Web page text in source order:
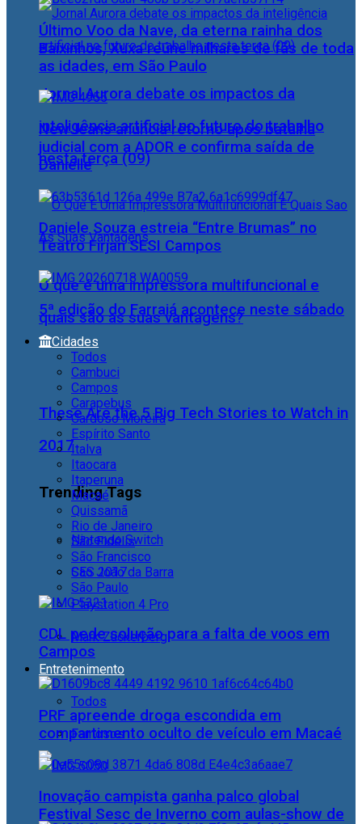
Jornal Aurora debate os impactos da
inteligência artificial no futuro do trabalho
nesta terça (09)
O que é uma impressora multifuncional e
quais são as suas vantagens?
These Are the 5 Big Tech Stories to Watch in
2017
Trending Tags
Nintendo Switch
CES 2017
Playstation 4 Pro
Mark Zuckerberg
Entretenimento
Todos
Famosos
Festival Sesc de Inverno com aulas-show de
Último Voo da Nave, da eterna rainha dos
Baixinhos, Xuxa reúne milhares de fãs de toda
as idades, em São Paulo
NewJeans anuncia retorno após batalha
judicial com a ADOR e confirma saída de
Danielle
Daniele Souza estreia “Entre Brumas” no
Teatro Firjan SESI Campos
5ª edição do Farraiá acontece neste sábado
Cidades
Todos
Cambuci
Campos
Carapebus
Cardoso Moreira
Espírito Santo
Italva
Itaocara
Itaperuna
Macaé
Quissamã
Rio de Janeiro
São Fidélis
São Francisco
São João da Barra
São Paulo
CDL pede solução para a falta de voos em
Campos
PRF apreende droga escondida em
compartimento oculto de veículo em Macaé
Inovação campista ganha palco global